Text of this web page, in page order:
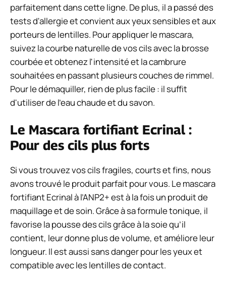
parfaitement dans cette ligne. De plus, il a passé des
tests d'allergie et convient aux yeux sensibles et aux
porteurs de lentilles. Pour appliquer le mascara,
suivez la courbe naturelle de vos cils avec la brosse
courbée et obtenez l'intensité et la cambrure
souhaitées en passant plusieurs couches de rimmel.
Pour le démaquiller, rien de plus facile : il suffit
d'utiliser de l'eau chaude et du savon.
Le Mascara fortifiant Ecrinal :
Pour des cils plus forts
Si vous trouvez vos cils fragiles, courts et fins, nous
avons trouvé le produit parfait pour vous. Le mascara
fortifiant Ecrinal à l’ANP2+ est à la fois un produit de
maquillage et de soin. Grâce à sa formule tonique, il
favorise la pousse des cils grâce à la soie qu’il
contient, leur donne plus de volume, et améliore leur
longueur. Il est aussi sans danger pour les yeux et
compatible avec les lentilles de contact.